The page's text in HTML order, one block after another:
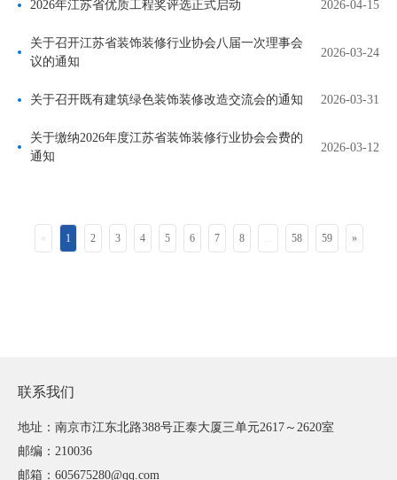
2026年江苏省优质工程奖评选正式启动 2026-04-15
关于召开江苏省装饰装修行业协会八届一次理事会
议的通知
2026-03-24
关于召开既有建筑绿色装饰装修改造交流会的通知 2026-03-31
关于缴纳2026年度江苏省装饰装修行业协会会费的
通知
2026-03-12
« 1 2 3 4 5 6 7 8 ... 58 59 »
联系我们
地址：南京市江东北路388号正泰大厦三单元2617～2620室
邮编：210036
邮箱：605675280@qq.com